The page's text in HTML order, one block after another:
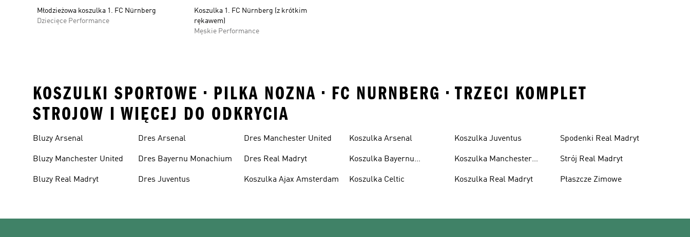
Młodzieżowa koszulka 1. FC Nürnberg
Dziecięce Performance
Koszulka 1. FC Nürnberg (z krótkim
rękawem)
Męskie Performance
KOSZULKI SPORTOWE • PILKA NOZNA • FC NURNBERG • TRZECI KOMPLET
STROJOW I WIĘCEJ DO ODKRYCIA
Bluzy Arsenal
Bluzy Manchester United
Bluzy Real Madryt
Dres Arsenal
Dres Bayernu Monachium
Dres Juventus
Dres Manchester United
Dres Real Madryt
Koszulka Ajax Amsterdam
Koszulka Arsenal
Koszulka Bayernu
Koszulka Celtic
Koszulka Juventus
Koszulka Manchester
Koszulka Real Madryt
Spodenki Real Madryt
Strój Real Madryt
Płaszcze Zimowe